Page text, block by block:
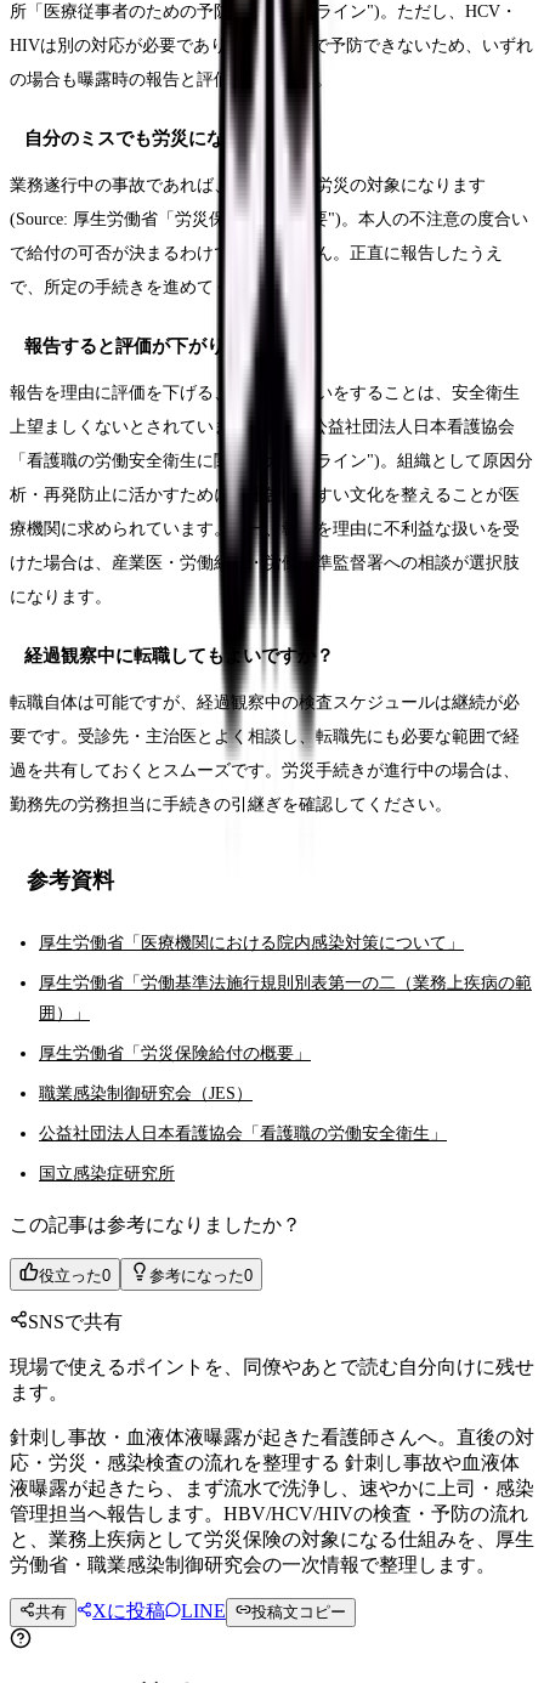
所「医療従事者のための予防接種ガイドライン")。ただし、HCV・
HIVは別の対応が必要であり、ワクチンで予防できないため、いずれ
の場合も曝露時の報告と評価は必要です。
自分のミスでも労災になりますか？
業務遂行中の事故であれば、原則として労災の対象になります
(Source: 厚生労働省「労災保険給付の概要")。本人の不注意の度合い
で給付の可否が決まるわけではありません。正直に報告したうえ
で、所定の手続きを進めてください。
報告すると評価が下がりませんか？
報告を理由に評価を下げる、不利益な扱いをすることは、安全衛生
上望ましくないとされています(Source: 公益社団法人日本看護協会
「看護職の労働安全衛生に関するガイドライン")。組織として原因分
析・再発防止に活かすために、報告しやすい文化を整えることが医
療機関に求められています。万一、報告を理由に不利益な扱いを受
けた場合は、産業医・労働組合・労働基準監督署への相談が選択肢
になります。
経過観察中に転職してもよいですか？
転職自体は可能ですが、経過観察中の検査スケジュールは継続が必
要です。受診先・主治医とよく相談し、転職先にも必要な範囲で経
過を共有しておくとスムーズです。労災手続きが進行中の場合は、
勤務先の労務担当に手続きの引継ぎを確認してください。
参考資料
厚生労働省「医療機関における院内感染対策について」
厚生労働省「労働基準法施行規則別表第一の二（業務上疾病の範
囲）」
厚生労働省「労災保険給付の概要」
職業感染制御研究会（JES）
公益社団法人日本看護協会「看護職の労働安全衛生」
国立感染症研究所
この記事は参考になりましたか？
役立った0 参考になった0
SNSで共有
現場で使えるポイントを、同僚やあとで読む自分向けに残せ
ます。
針刺し事故・血液体液曝露が起きた看護師さんへ。直後の対
応・労災・感染検査の流れを整理する 針刺し事故や血液体
液曝露が起きたら、まず流水で洗浄し、速やかに上司・感染
管理担当へ報告します。HBV/HCV/HIVの検査・予防の流れ
と、業務上疾病として労災保険の対象になる仕組みを、厚生
労働省・職業感染制御研究会の一次情報で整理します。
共有 Xに投稿 LINE 投稿文コピー